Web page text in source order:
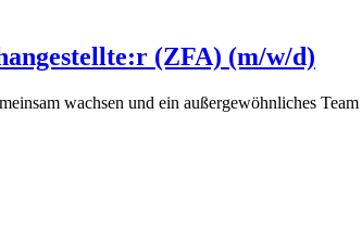
(ZFA) (m/w/d)
wachsen und ein außergewöhnliches